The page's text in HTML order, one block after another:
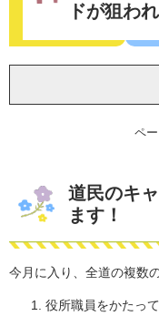
ドが狙わ
ペ
道民のキ
ます！
今月に入り、全道の複数
役所職員をかたっ